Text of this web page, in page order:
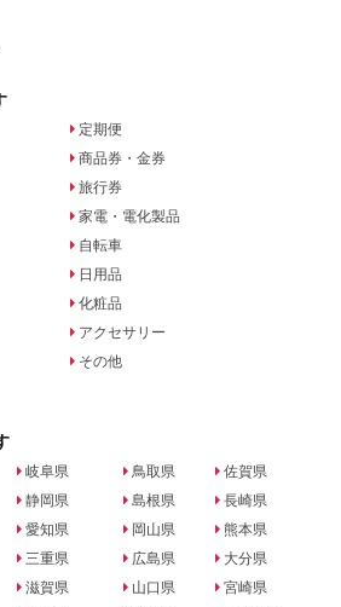
定期便
商品券・金券
旅行券
家電・電化製品
自転車
日用品
化粧品
アクセサリー
その他
岐阜県
静岡県
愛知県
三重県
滋賀県
鳥取県
島根県
岡山県
広島県
山口県
佐賀県
長崎県
熊本県
大分県
宮崎県